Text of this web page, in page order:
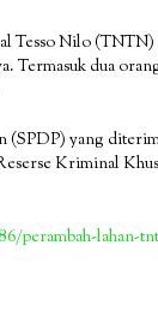
Tesso Nilo
Termasuk dua
yang
Kriminal
perambah-lahan-